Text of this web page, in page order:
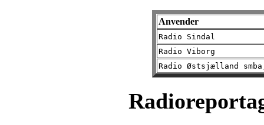
Anvender
Radio Sindal
Radio Viborg
Radio Østsjælland